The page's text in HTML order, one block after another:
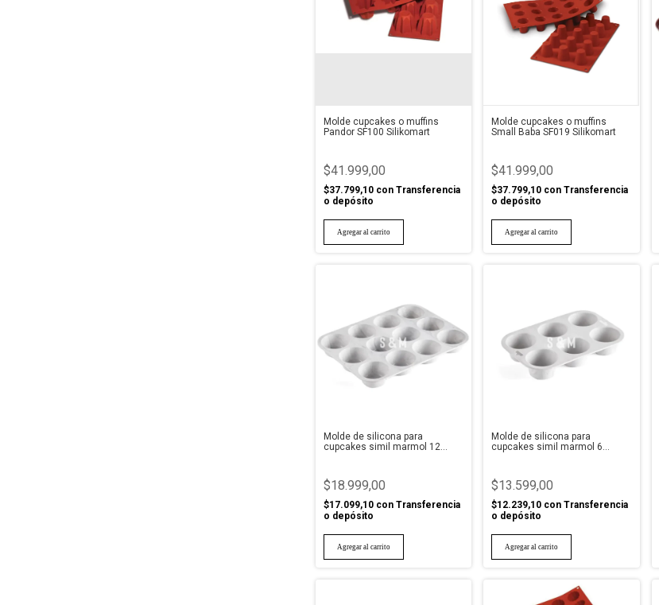
Molde cupcakes o muffins
Pandor SF100 Silikomart
$41.999,00
$37.799,10 con Transferencia
o depósito
Molde cupcakes o muffins
Small Baba SF019 Silikomart
$41.999,00
$37.799,10 con Transferencia
o depósito
Molde de silicona para
cupcakes simil marmol 12
$18.999,00
$17.099,10 con Transferencia
o depósito
Molde de silicona para
cupcakes simil marmol 6
$13.599,00
$12.239,10 con Transferencia
o depósito